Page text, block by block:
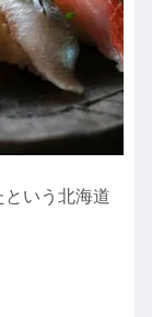
いう北海道